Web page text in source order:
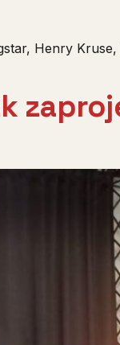
Henry